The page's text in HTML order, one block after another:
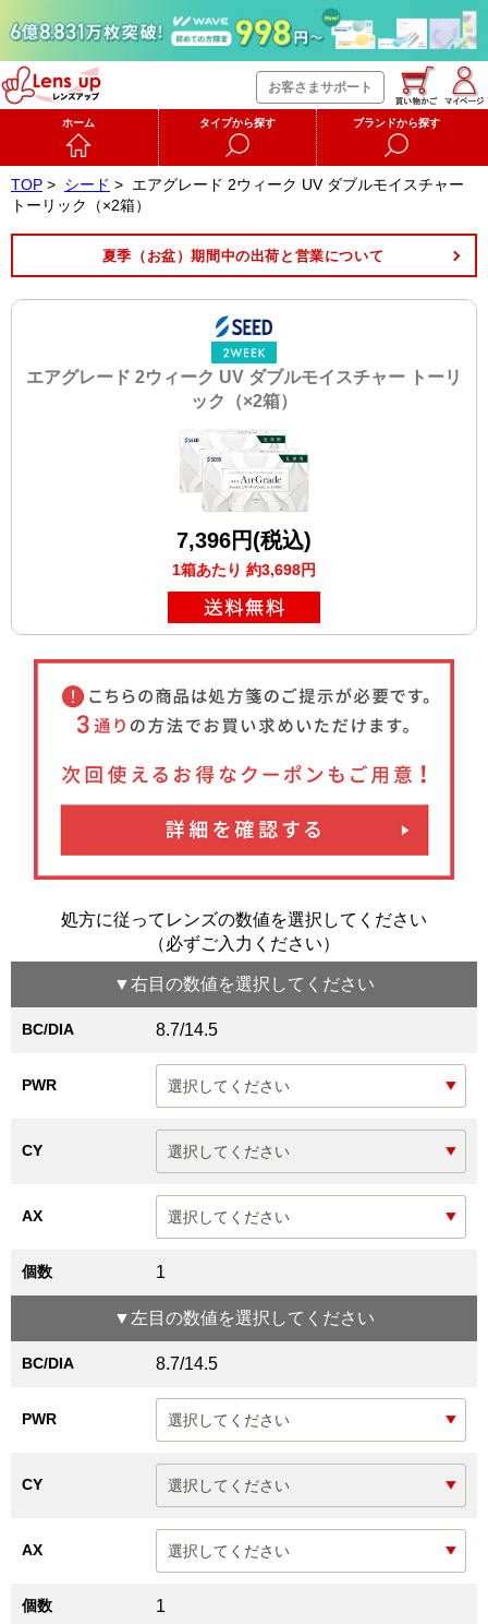
お客さまサポート
ホーム タイプから探す ブランドから探す
TOP > シード > エアグレード 2ウィーク UV ダブルモイスチャー
トーリック（×2箱）
夏季（お盆）期間中の出荷と営業について
エアグレード 2ウィーク UV ダブルモイスチャー トーリ
ック（×2箱）
7,396円(税込)
1箱あたり 約3,698円
処方に従ってレンズの数値を選択してください
（必ずご入力ください）
▼右目 の数値を選択してください
BC/DIA 8.7/14.5
PWR
CY
AX
個数 1
▼ 左目 の数値を選択してください
BC/DIA 8.7/14.5
PWR
CY
AX
個数 1